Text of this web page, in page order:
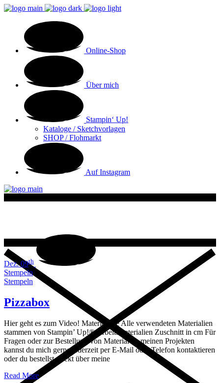
Online-Shop
Über mich
Stampin‘ Up!
Kataloge / Sketchvorlagen
SHOP / Flohmarkt
Auf Instagram
Dez. 09th
Stempeln
Stempeln
Pizzabox
Hier geht es zum Video! Materialliste Alle verwendeten Materialien
stammen von Stampin’ Up!® Arbeitsmaterialien Zuschnitt in cm Für
Fragen oder zur Bestellung von Material zu meinen Projekten
kannst du mich gerne jederzeit per E-Mail oder Telefon kontaktieren
oder du bestellst direkt über meine
Read More